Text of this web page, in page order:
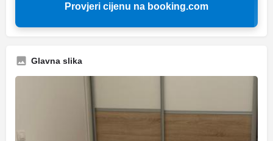
Provjeri cijenu na booking.com
Glavna slika